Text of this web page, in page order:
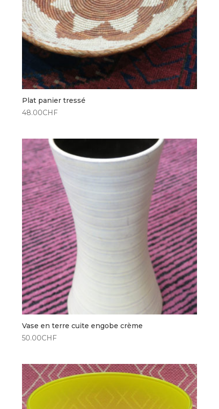
Plat panier tressé
48.00CHF
Vase en terre cuite engobe crème
50.00CHF